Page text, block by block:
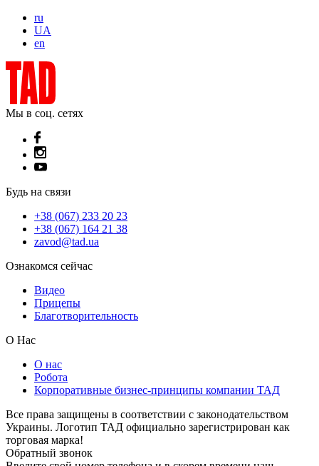
ru
UA
en
Мы в соц. сетях
Будь на связи
+38 (067) 233 20 23
+38 (067) 164 21 38
zavod@tad.ua
Ознакомся сейчас
Видео
Прицепы
Благотворительность
О Нас
О нас
Робота
Корпоративные бизнес-принципы компании ТАД
Все права защищены в соответствии с законодательством
Украины. Логотип ТАД официально зарегистрирован как
торговая марка!
Обратный звонок